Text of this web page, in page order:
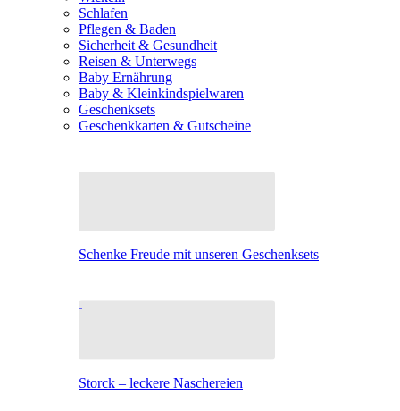
Schlafen
Pflegen & Baden
Sicherheit & Gesundheit
Reisen & Unterwegs
Baby Ernährung
Baby & Kleinkindspielwaren
Geschenksets
Geschenkkarten & Gutscheine
Schenke Freude mit unseren Geschenksets
Storck – leckere Naschereien